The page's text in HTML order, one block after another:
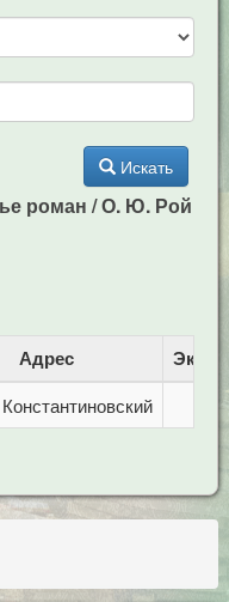
Искать
роман / О. Ю. Рой
Адрес